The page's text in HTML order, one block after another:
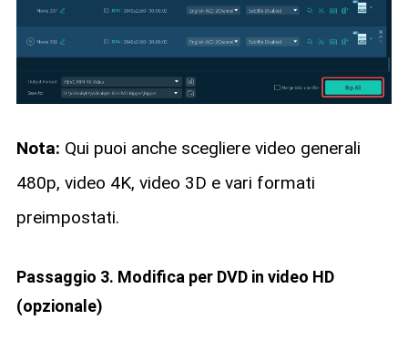
Nota: Qui puoi anche scegliere video generali
480p, video 4K, video 3D e vari formati
preimpostati.
Passaggio 3. Modifica per DVD in video HD
(opzionale)